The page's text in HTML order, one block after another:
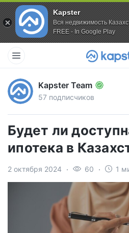
Kapster
Вся недвижимость
FREE - In Google Play
Kapster Team
57 подписчиков
Будет ли
ипотека в
2 октября 2024 60 1